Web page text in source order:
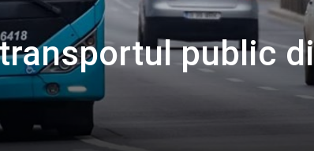
public